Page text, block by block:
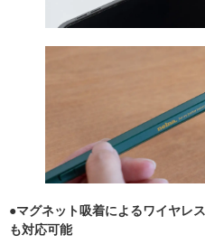
●マグネット吸着によるワイヤレ
も対応可能